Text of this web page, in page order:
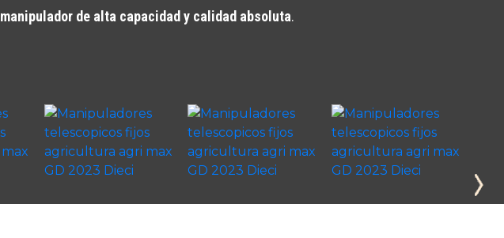
manipulador de alta capacidad y calidad absoluta.